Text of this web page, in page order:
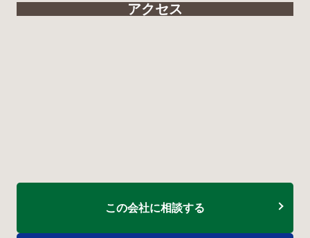
アクセス
この会社に相談する